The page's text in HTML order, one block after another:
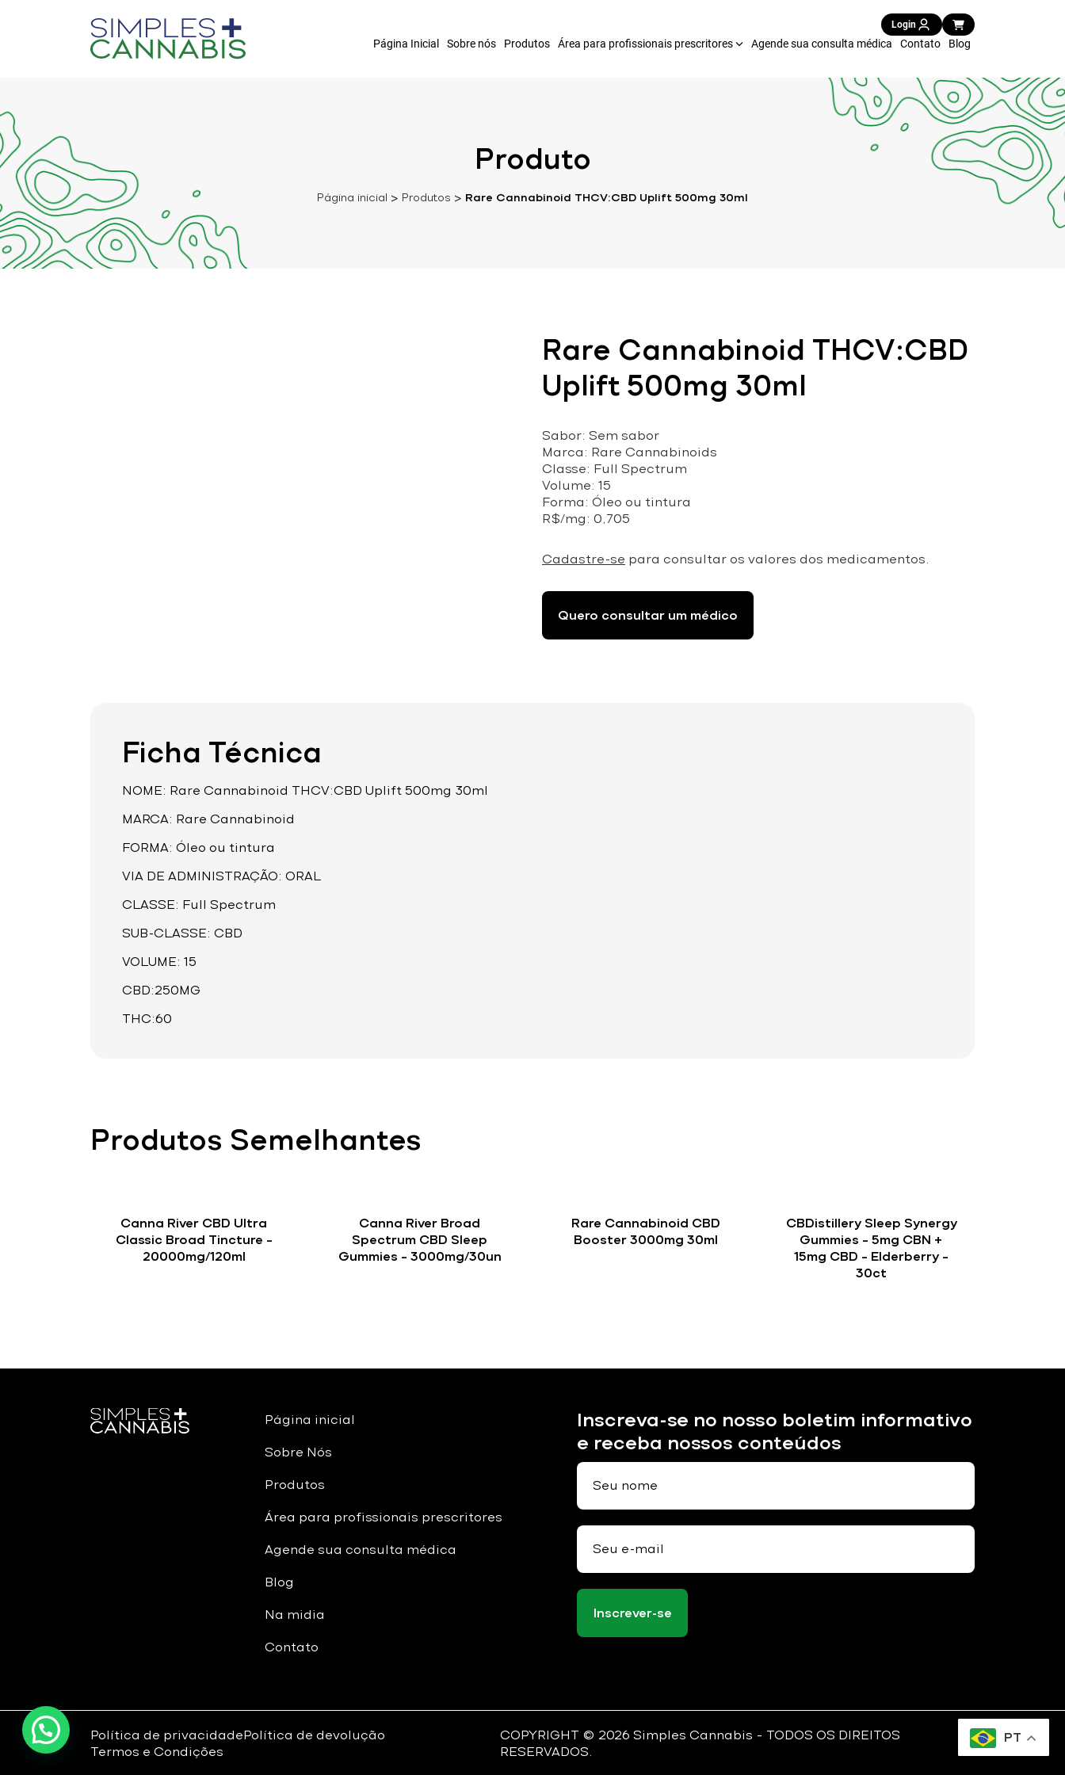
Login
Página Inicial Sobre nós Produtos Área para profissionais prescritores Agende sua consulta médica Contato Blog
Produto
Página inicial > Produtos > Rare Cannabinoid THCV:CBD Uplift 500mg 30ml
Rare Cannabinoid THCV:CBD
Uplift 500mg 30ml
Sabor: Sem sabor
Marca: Rare Cannabinoids
Classe: Full Spectrum
Volume: 15
Forma: Óleo ou tintura
R$/mg: 0,705
Cadastre-se para consultar os valores dos medicamentos.
Quero consultar um médico
Ficha Técnica
NOME: Rare Cannabinoid THCV:CBD Uplift 500mg 30ml
MARCA: Rare Cannabinoid
FORMA: Óleo ou tintura
VIA DE ADMINISTRAÇÃO: ORAL
CLASSE: Full Spectrum
SUB-CLASSE: CBD
VOLUME: 15
CBD:250MG
THC:60
Produtos Semelhantes
Canna River CBD Ultra
Classic Broad Tincture –
20000mg/120ml
Canna River Broad
Spectrum CBD Sleep
Gummies – 3000mg/30un
Rare Cannabinoid CBD
Booster 3000mg 30ml
CBDistillery Sleep Synergy
Gummies – 5mg CBN +
15mg CBD – Elderberry –
30ct
Página inicial
Sobre Nós
Produtos
Área para profissionais prescritores
Agende sua consulta médica
Blog
Na midia
Contato
Inscreva-se no nosso boletim informativo
e receba nossos conteúdos
Inscrever-se
Política de privacidadePolítica de devolução
Termos e Condições
COPYRIGHT © 2026 Simples Cannabis – TODOS OS DIREITOS
RESERVADOS.
PT